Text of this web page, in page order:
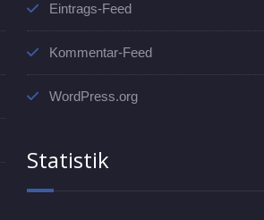
Eintrags-Feed
Kommentar-Feed
WordPress.org
Statistik